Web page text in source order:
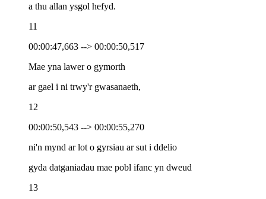
a thu allan ysgol hefyd.
11
00:00:47,663 --> 00:00:50,517
Mae yna lawer o gymorth
ar gael i ni trwy'r gwasanaeth,
12
00:00:50,543 --> 00:00:55,270
ni'n mynd ar lot o gyrsiau ar sut i ddelio
gyda datganiadau mae pobl ifanc yn dweud
13